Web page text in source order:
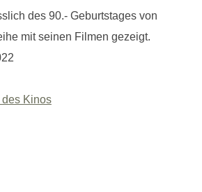
des 90.- Geburtstages von
mit seinen Filmen gezeigt.
des Kinos